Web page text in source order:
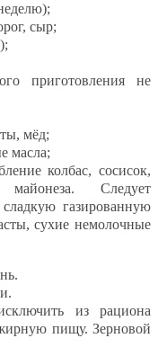
сыр;
приготовления не
мёд;
масла;
колбас, сосисок,
майонеза. Следует
газированную
сухие немолочные
из рациона
пищу. Зерновой